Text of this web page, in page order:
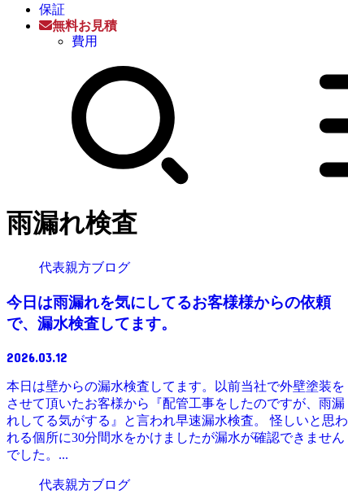
保証
無料お見積
費用
雨漏れ検査
代表親方ブログ
今日は雨漏れを気にしてるお客様様からの依頼
で、漏水検査してます。
2026.03.12
本日は壁からの漏水検査してます。以前当社で外壁塗装を
させて頂いたお客様から『配管工事をしたのですが、雨漏
れしてる気がする』と言われ早速漏水検査。 怪しいと思わ
れる個所に30分間水をかけましたが漏水が確認できません
でした。...
代表親方ブログ